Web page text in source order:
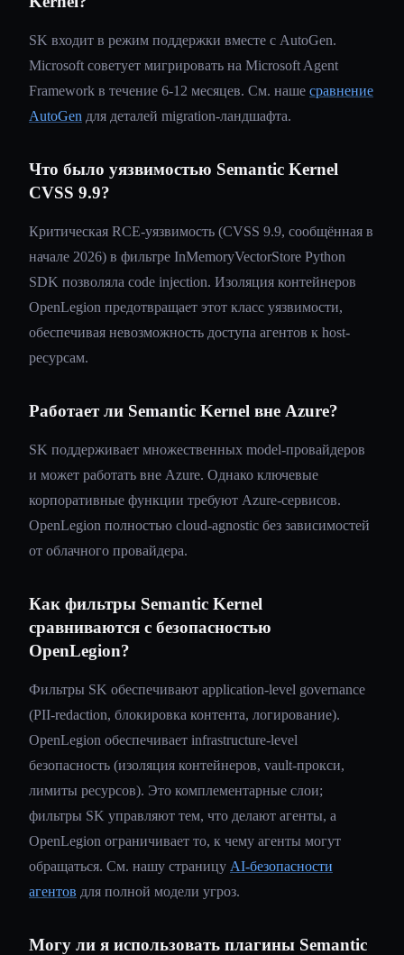
SK входит в режим поддержки вместе с AutoGen.
Microsoft советует мигрировать на Microsoft Agent
Framework в течение 6-12 месяцев. См. наше сравнение
AutoGen для деталей migration-ландшафта.
Что было уязвимостью Semantic Kernel
CVSS 9.9?
Критическая RCE-уязвимость (CVSS 9.9, сообщённая в
начале 2026) в фильтре InMemoryVectorStore Python
SDK позволяла code injection. Изоляция контейнеров
OpenLegion предотвращает этот класс уязвимости,
обеспечивая невозможность доступа агентов к host-
ресурсам.
Работает ли Semantic Kernel вне Azure?
SK поддерживает множественных model-провайдеров
и может работать вне Azure. Однако ключевые
корпоративные функции требуют Azure-сервисов.
OpenLegion полностью cloud-agnostic без зависимостей
от облачного провайдера.
Как фильтры Semantic Kernel
сравниваются с безопасностью
OpenLegion?
Фильтры SK обеспечивают application-level governance
(PII-redaction, блокировка контента, логирование).
OpenLegion обеспечивает infrastructure-level
безопасность (изоляция контейнеров, vault-прокси,
лимиты ресурсов). Это комплементарные слои;
фильтры SK управляют тем, что делают агенты, а
OpenLegion ограничивает то, к чему агенты могут
обращаться. См. нашу страницу AI-безопасности
агентов для полной модели угроз.
Могу ли я использовать плагины Semantic